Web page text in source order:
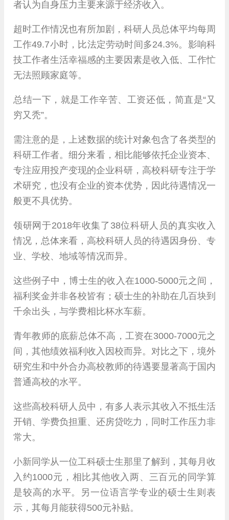
者认为自身压力主要来源于经济收入。
超时工作情况也有所加剧，科研人员总体平均每周
工作49.7小时，比法定劳动时间多24.3%。影响科
技工作者生活幸福感的主要因素是收入低、工作忙
无法照顾家庭等。
总结一下，就是工作辛苦、工资还低，简直是“又
穷又秃”。
需注意的是，上述数据的统计对象包含了各类型的
科研工作者。细分来看，相比能够依托企业资本、
专注应用投产变现的企业科研，高校科研专注于学
术研究，也没有企业的资本优势，因此待遇情况一
般更不具优势。
领研网于2018年收集了38位科研人员的真实收入
情况，总体来看，高校科研人员的待遇因身份、专
业、学校、地域等情况而异。
这些例子中，博士生的收入在1000-5000元之间，
福利奖金并非各校皆有；硕士生的补助在几百块到
千余出头，与学费相比杯水车薪。
青年教师的底薪总体不高，工资在3000-7000元之
间，其他绩效福利收入因校而异。对比之下，境外
研究生和中外合办高校教师的待遇要显著高于国内
普通高校的水平。
这些高校科研人员中，有多人表示其收入不抵生活
开销、学费负担重、还房贷吃力，同时工作压力非
常大。
小新同学从一位工科硕士生那里了解到，其每月收
入约1000元，相比其他收入两、三百元的同学算
是较高的水平。另一位语言学专业的硕士生则表
示，其每月能获得500元补贴。